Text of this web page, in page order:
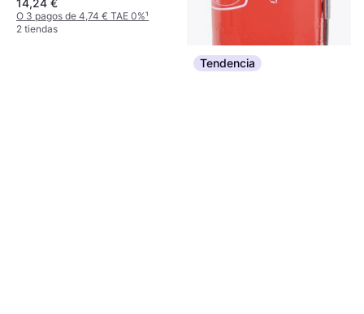
14,24 €
O 3 pagos de 4,74 € TAE 0%¹
2 tiendas
Tendencia